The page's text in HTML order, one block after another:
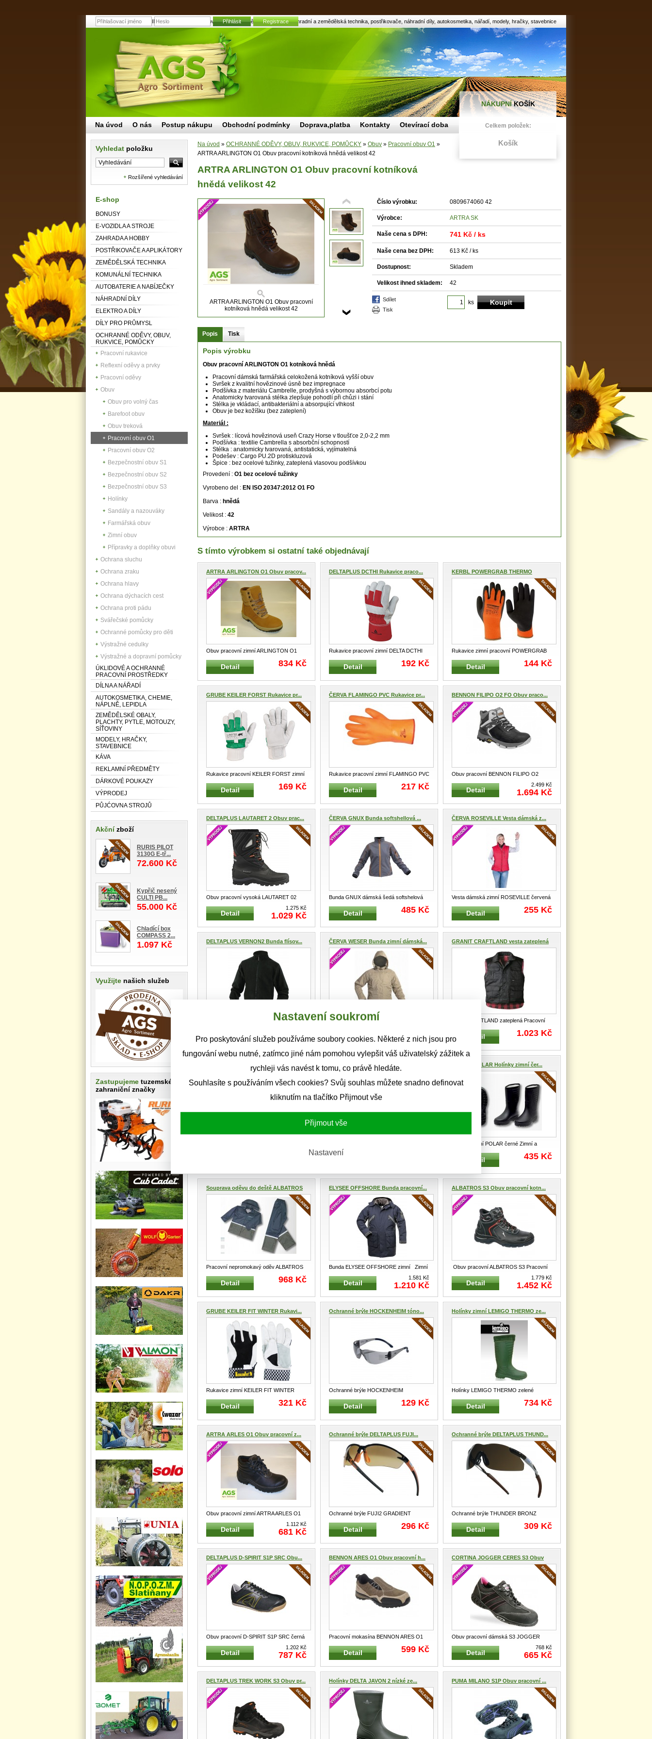
Nastavení soukromí
Pro poskytování služeb používáme soubory cookies. Některé z nich jsou pro
fungování webu nutné, zatímco jiné nám pomohou vylepšit váš uživatelský zážitek a
rychleji vás navést k tomu, co právě hledáte.
Souhlasíte s používáním všech cookies? Svůj souhlas můžete snadno definovat
kliknutím na tlačítko Přijmout vše
Přijmout vše
Nastavení
ARTRA ARLINGTON O1 Obuv pracovní kotníková hnědá velikost 42 | Zahradní a zemědělská technika, postřikovače, náhradní díly, autokosmetika, nářadí, modely, hračky, stavebnice
Přihlásit Registrace
Vyhledat položku
Rozšířené vyhledávání
E-shop
BONUSY
E-VOZIDLA A STROJE
ZAHRADA A HOBBY
POSTŘIKOVAČE A APLIKÁTORY
ZEMĚDĚLSKÁ TECHNIKA
KOMUNÁLNÍ TECHNIKA
AUTOBATERIE A NABÍJEČKY
NÁHRADNÍ DÍLY
ELEKTRO A DÍLY
DÍLY PRO PRŮMYSL
OCHRANNÉ ODĚVY, OBUV,
RUKVICE, POMŮCKY
Pracovní rukavice
Reflexní oděvy a prvky
Pracovní oděvy
Obuv
Obuv pro volný čas
Barefoot obuv
Obuv treková
Pracovní obuv O1
Pracovní obuv O2
Bezpečnostní obuv S1
Bezpečnostní obuv S2
Bezpečnostní obuv S3
Holínky
Sandály a nazouváky
Farmářská obuv
Zimní obuv
Přípravky a doplňky obuvi
Ochrana sluchu
Ochrana zraku
Ochrana hlavy
Ochrana dýchacích cest
Ochrana proti pádu
Svářečské pomůcky
Ochranné pomůcky pro děti
Výstražné cedulky
Výstražné a dopravní pomůcky
ÚKLIDOVÉ A OCHRANNÉ
PRACOVNÍ PROSTŘEDKY
DÍLNA A NÁŘADÍ
AUTOKOSMETIKA, CHEMIE,
NÁPLNĚ, LEPIDLA
ZEMĚDĚLSKÉ OBALY,
PLACHTY, PYTLE, MOTOUZY,
SÍŤOVINY
MODELY, HRAČKY,
STAVEBNICE
KÁVA
REKLAMNÍ PŘEDMĚTY
DÁRKOVÉ POUKAZY
VÝPRODEJ
PŮJĆOVNA STROJŮ
Akčnízboží
RURIS PILOT
3130G E-tř...
72.600 Kč
Kypřič nesený
CULTI PB...
55.000 Kč
Chladící box
COMPASS 2...
1.097 Kč
Využijte našich služeb
Zastupujeme tuzemské i
zahraniční značky
Na úvod » OCHRANNÉ ODĚVY, OBUV, RUKVICE, POMŮCKY » Obuv » Pracovní obuv O1 »
ARTRA ARLINGTON O1 Obuv pracovní kotníková hnědá velikost 42
ARTRA ARLINGTON O1 Obuv pracovní kotníková
hnědá velikost 42
ARTRA ARLINGTON O1 Obuv pracovní
kotníková hnědá velikost 42
Číslo výrobku: 0809674060 42
Výrobce: ARTRA SK
Naše cena s DPH: 741 Kč / ks
Naše cena bez DPH: 613 Kč / ks
Dostupnost: Skladem
Velikost ihned skladem: 42
sdílet
tisk
ks
Popis Tisk
Popis výrobku
Obuv pracovní ARLINGTON O1 kotníková hnědá
Pracovní dámská farmářská celokožená kotníková vyšší obuv
Svršek z kvalitní hovězinové úsně bez impregnace
Podšívka z materiálu Cambrelle, prodyšná s výbornou absorbcí potu
Anatomicky tvarovaná stélka zlepšuje pohodlí při chůzi i stání
Stélka je vkládací, antibakteriální a absorpující vlhkost
Obuv je bez kožíšku (bez zateplení)
Materiál :
Svršek : lícová hovězinová useň Crazy Horse v tloušťce 2,0-2,2 mm
Podšívka : textilie Cambrella s absorbční schopností
Stélka : anatomicky tvarovaná, antistatická, vyjímatelná
Podešev : Cargo PU.2D protiskluzová
Špice : bez ocelové tužinky, zateplená vlasovou podšívkou
Provedení : O1 bez ocelové tužinky
Vyrobeno del : EN ISO 20347:2012 O1 FO
Barva : hnědá
Velikost : 42
Výrobce : ARTRA
S tímto výrobkem si ostatní také objednávají
ARTRA ARLINGTON O1 Obuv pracov...
Obuv pracovní zimní ARLINGTON O1
kotníková písková Pracovní farmářs ...
Detail 834 Kč
DELTAPLUS DCTHI Rukavice praco...
Rukavice pracovní zimní DELTA DCTHI
Zateplené pracovní rukavice M ...
Detail 192 Kč
KERBL POWERGRAB THERMO
Rukavic...
Rukavice zimní pracovní POWERGRAB
THERMO Pletené, jemné thermo rukavi ...
Detail 144 Kč
GRUBE KEILER FORST Rukavice pr...
Rukavice pracovní KEILER FORST zimní
Velmi kvalitní zateplené pracovn...
Detail 169 Kč
ČERVA FLAMINGO PVC Rukavice pr...
Rukavice pracovní zimní FLAMINGO PVC
oranžové Zateplené a celomáčené...
Detail 217 Kč
BENNON FILIPO O2 FO Obuv praco...
Obuv pracovní BENNON FILIPO O2
kotníková Velmi pohodlná treková praco ...
Detail
2.499 Kč
1.694 Kč
DELTAPLUS LAUTARET 2 Obuv prac...
Obuv pracovní vysoká LAUTARET 02
zimní Pánská i dámská universální zi...
Detail
1.275 Kč
1.029 Kč
ČERVA GNUX Bunda softshellová ...
Bunda GNUX dámská šedá softshelová
Dámská softshellová bunda s kon...
Detail 485 Kč
ČERVA ROSEVILLE Vesta dámská z...
Vesta dámská zimní ROSEVILLE červená
Oboustranná zateplená dámská ves...
Detail 255 Kč
DELTAPLUS VERNON2 Bunda flísov...
Bunda DELTAPLUS VERNON2
pr... Detail 660 Kč
ČERVA WESER Bunda zimní dámská...
Bunda dámská WESER zimní béžová
Detail 499 Kč
GRANIT CRAFTLAND vesta zateplená
Vesta CRAFTLAND zateplená Pracovní
zateplená vesta Vhodná do chladn ...
Detail 1.023 Kč
Vesta reflexní oranžová GRANIT... Vesta reflexní žlutá GRANIT ve...
suchým zipem a reflexními pruhy
GRANIT POLAR Holínky zimní čer...
Holínky zimní POLAR černé Zimní a
zateplené holínky s kožešinkovou po ...
Detail 435 Kč
Souprava oděvu do deště ALBATROS
Pracovní nepromokavý oděv ALBATROS
Speciální SET nepromokavého a vodě...
Detail 968 Kč
ELYSEE OFFSHORE Bunda pracovní...
Bunda ELYSEE OFFSHORE zimní Zimní
zateplená dlouhá bunda s kapucí
...
Detail
1.581 Kč
1.210 Kč
ALBATROS S3 Obuv pracovní kotn...
Obuv pracovní ALBATROS S3 Pracovní
profesionální kotníková obuv O
Detail
1.779 Kč
1.452 Kč
GRUBE KEILER FIT WINTER Rukavi...
Rukavice zimní KEILER FIT WINTER
Velmi kvalitní a luxusní pracovní zi...
Detail 321 Kč
Ochranné brýle HOCKENHEIM tóno...
Ochranné brýle HOCKENHEIM
HOCKENHEIM 2012011 Otevřené lehké
ochra...
Detail 129 Kč
Holínky zimní LEMIGO THERMO ze...
Holínky LEMIGO THERMO zelené
GRENLANDER 862 Chemicky odolná,
zate...Detail 734 Kč
ARTRA ARLES O1 Obuv pracovní z...
Obuv pracovní zimní ARTRA ARLES O1
kotníková černá Farmářská pracovn...
Detail
1.112 Kč
681 Kč
Ochranné brýle DELTAPLUS FUJI...
Ochranné brýle FUJI2 GRADIENT
oranžové Otevřené lehké ochranné brýl
...
Detail 296 Kč
Ochranné brýle DELTAPLUS THUND...
Ochranné brýle THUNDER BRONZ
hnědé Otevřené lehké ochranné brýle s
...
Detail 309 Kč
DELTAPLUS D-SPIRIT S1P SRC Obu...
Obuv pracovní D-SPIRIT S1P SRC černá
Pracovní profesionální lehká obu
...
Detail
1.202 Kč
787 Kč
BENNON ARES O1 Obuv pracovní h...
Pracovní mokasína BENNON ARES O1
hnědá Nazouvací pohodlná, praktická...
Detail 599 Kč
CORTINA JOGGER CERES S3 Obuv
p...
Obuv pracovní dámská S3 JOGGER
CERES černá Velmi profesionální a poho
...
Detail
768 Kč
665 Kč
DELTAPLUS TREK WORK S3 Obuv pr... Holínky DELTA JAVON 2 nízké ze... PUMA MILANO S1P Obuv pracovní ...
NÁKUPNÍKOŠÍK
Celkem položek:
Košík
Na úvod O nás Postup nákupu Obchodní podmínky Doprava,platba Kontakty Otevírací doba